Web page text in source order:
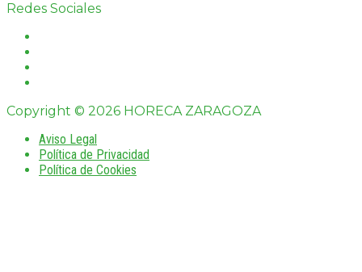
Redes Sociales
Copyright © 2026 HORECA ZARAGOZA
Aviso Legal
Política de Privacidad
Política de Cookies